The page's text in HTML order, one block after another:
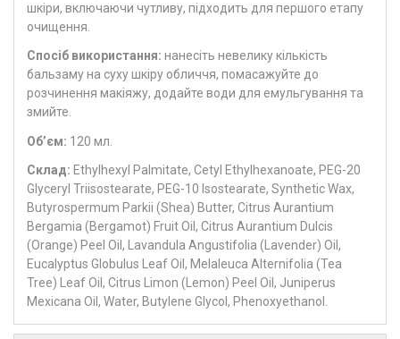
шкіри, включаючи чутливу, підходить для першого етапу
очищення.
Спосіб використання: нанесіть невелику кількість
бальзаму на суху шкіру обличчя, помасажуйте до
розчинення макіяжу, додайте води для емульгування та
змийте.
Об’єм: 120 мл.
Склад: Ethylhexyl Palmitate, Cetyl Ethylhexanoate, PEG-20
Glyceryl Triisostearate, PEG-10 Isostearate, Synthetic Wax,
Butyrospermum Parkii (Shea) Butter, Citrus Aurantium
Bergamia (Bergamot) Fruit Oil, Citrus Aurantium Dulcis
(Orange) Peel Oil, Lavandula Angustifolia (Lavender) Oil,
Eucalyptus Globulus Leaf Oil, Melaleuca Alternifolia (Tea
Tree) Leaf Oil, Citrus Limon (Lemon) Peel Oil, Juniperus
Mexicana Oil, Water, Butylene Glycol, Phenoxyethanol.